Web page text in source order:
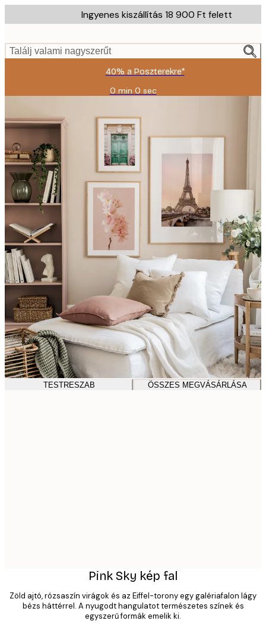
to
content.
Ingyenes kiszállítás 18 900 Ft felett
Találj valami nagyszerűt
40% a Poszterekre*
0 min 0 sec
Érvényes:
08-
09
TESTRESZAB ÖSSZES MEGVÁSÁRLÁSA
Pink Sky kép fal
Zöld ajtó, rózsaszín virágok és az Eiffel-torony egy galériafalon lágy
bézs háttérrel. A nyugodt hangulatot természetes színek és
egyszerű formák emelik ki.